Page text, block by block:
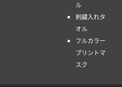
ル
刺繍入れタ
オル
フルカラー
プリントマ
スク